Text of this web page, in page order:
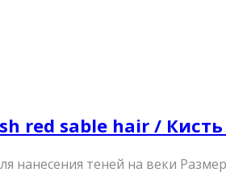
red sable hair /
нанесения теней на веки